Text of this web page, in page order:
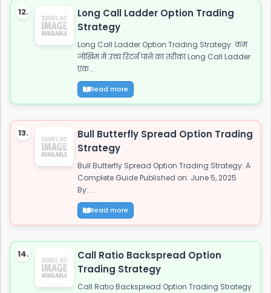
12.
Long Call Ladder Option Trading
Strategy
Long Call Ladder Option Trading Strategy: कम
जोखिम में उच्च रिटर्न पाने का तरीका Long Call Ladder
एक...
Read more
13.
Bull Butterfly Spread Option Trading
Strategy
Bull Butterfly Spread Option Trading Strategy: A
Complete Guide Published on: June 5, 2025
By:...
Read more
14.
Call Ratio Backspread Option
Trading Strategy
Call Ratio Backspread Option Trading Strategy